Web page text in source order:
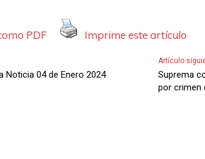
PDF Imprime este artículo
Noticia 04 de Enero 2024
Artículo
Suprema
por crimen